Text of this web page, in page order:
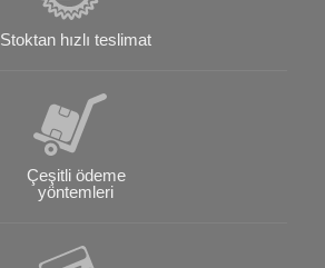
Stoktan hızlı teslimat
Çeşitli ödeme
yöntemleri